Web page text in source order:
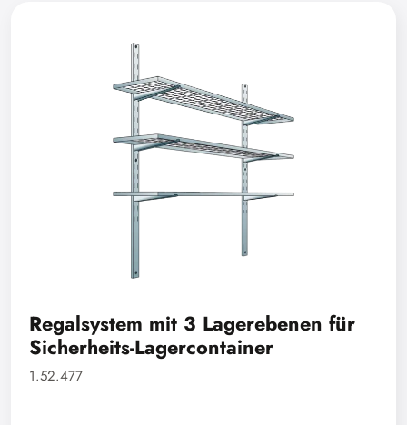
Regalsystem mit 3 Lagerebenen für
Sicherheits-Lagercontainer
1.52.477